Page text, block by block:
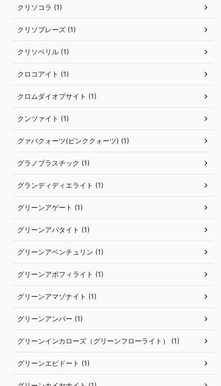
クリソコラ (1)
クリソプレーズ (1)
クリソベリル (1)
クロコアイト (1)
クロムダイオプサイト (1)
クンツァイト (1)
グァバクォーツ(ピンククォーツ) (1)
グラノブラスチック (1)
グランディディエライト (1)
グリーンアゲート (1)
グリーンアパタイト (1)
グリーンアベンチュリン (1)
グリーンアポフィライト (1)
グリーンアマゾナイト (1)
グリーンアンバー (1)
グリーンインカローズ（グリーンフローライト） (1)
グリーンエピドート (1)